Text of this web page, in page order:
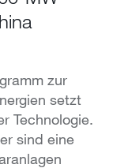
zur
setzt
Technologie.
sind eine